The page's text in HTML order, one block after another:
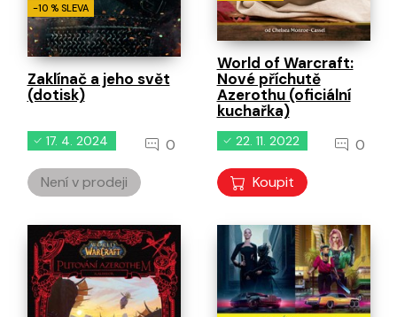
-10 % SLEVA
Zaklínač a jeho svět
(dotisk)
17. 4. 2024 0
Není v prodeji
World of Warcraft:
Nové příchutě
Azerothu (oficiální
kuchařka)
22. 11. 2022 0
Koupit